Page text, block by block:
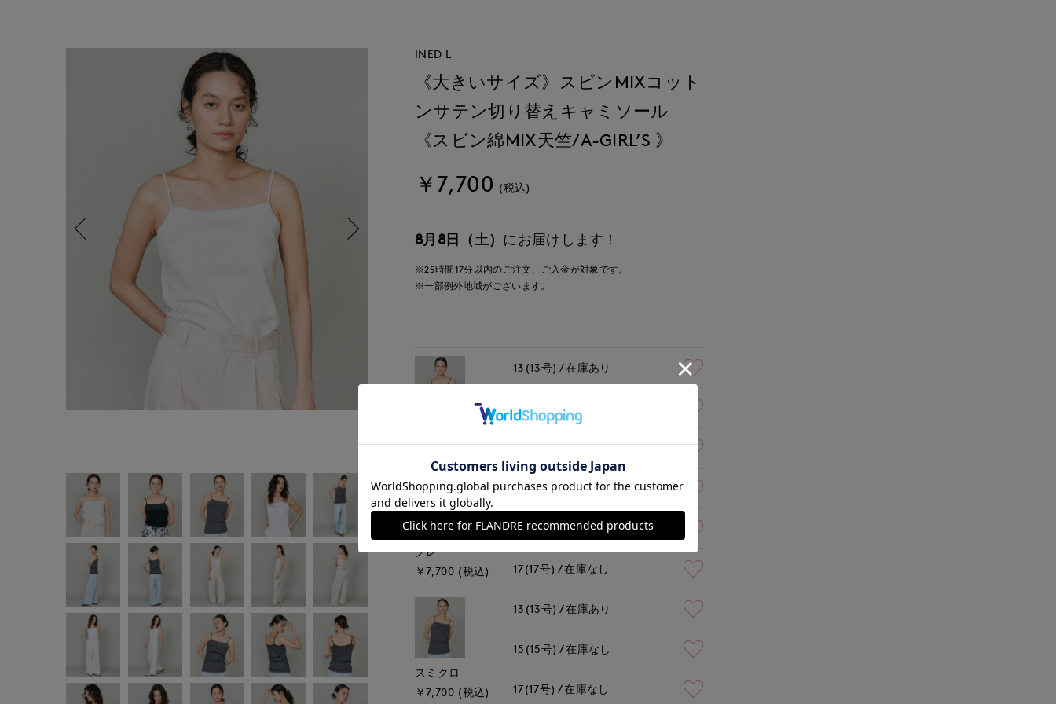
INED L
《大きいサイズ》スビンMIXコット
ンサテン切り替えキャミソール
《スビン綿MIX天竺/A-GIRL’S 》
￥7,700 (税込)
8月8日（土） にお届けします！
※25時間17分以内のご注文、ご入金が対象です。
※一部例外地域がございます。
13(13号) 在庫あり
15(15号)
17(17号) 在庫なし
グレー
￥7,700 (税込)
13(13号) 在庫あり
15(15号) 残りわずか
17(17号) 在庫なし
スミクロ
￥7,700 (税込)
13(13号) 在庫あり
15(15号) 在庫なし
17(17号) 在庫なし